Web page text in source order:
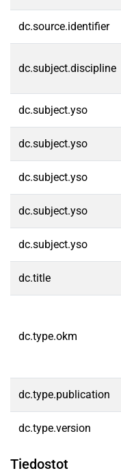
dc.source.identifier
dc.subject.discipline
dc.subject.yso
dc.subject.yso
dc.subject.yso
dc.subject.yso
dc.subject.yso
dc.title
dc.type.okm
dc.type.publication
dc.type.version
Tiedostot